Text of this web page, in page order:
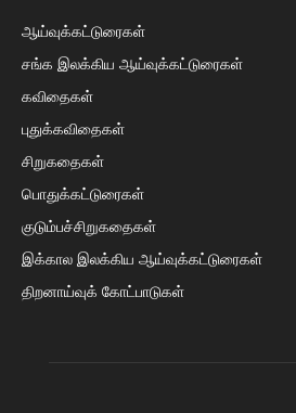
ஆய்வுக்கட்டுரைகள்
சங்க இலக்கிய ஆய்வுக்கட்டுரைகள்
கவிதைகள்
புதுக்கவிதைகள்
சிறுகதைகள்
பொதுக்கட்டுரைகள்
குடும்பச்சிறுகதைகள்
இக்கால இலக்கிய ஆய்வுக்கட்டுரைகள்
திறனாய்வுக் கோட்பாடுகள்